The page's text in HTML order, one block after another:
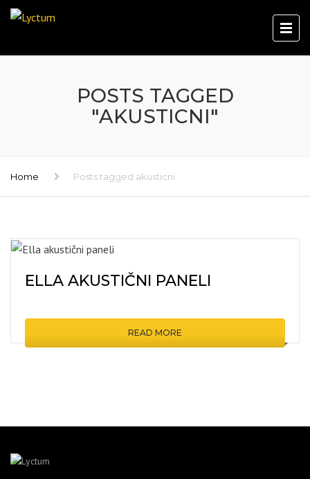
POSTS TAGGED
"AKUSTICNI"
Home Posts tagged akusticni
ELLA AKUSTIČNI PANELI
READ MORE